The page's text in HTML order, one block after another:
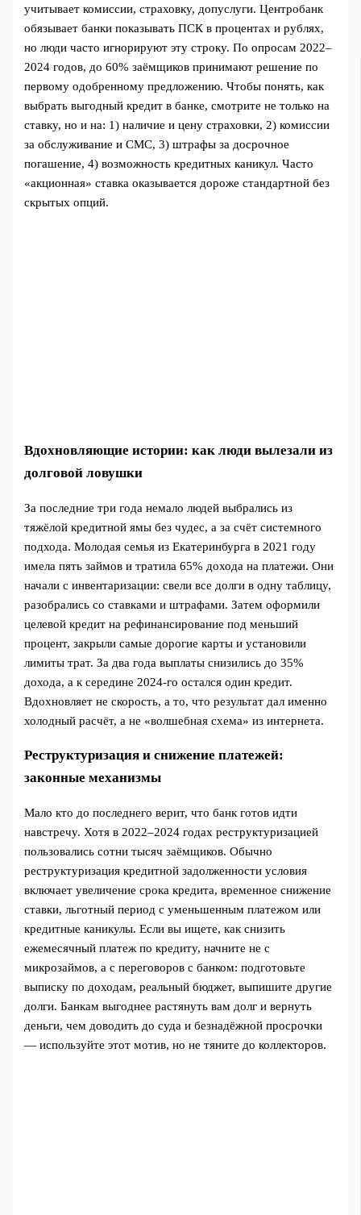
учитывает комиссии, страховку, допуслуги. Центробанк
обязывает банки показывать ПСК в процентах и рублях,
но люди часто игнорируют эту строку. По опросам 2022–
2024 годов, до 60% заёмщиков принимают решение по
первому одобренному предложению. Чтобы понять, как
выбрать выгодный кредит в банке, смотрите не только на
ставку, но и на: 1) наличие и цену страховки, 2) комиссии
за обслуживание и СМС, 3) штрафы за досрочное
погашение, 4) возможность кредитных каникул. Часто
«акционная» ставка оказывается дороже стандартной без
скрытых опций.
Вдохновляющие истории: как люди вылезали из
долговой ловушки
За последние три года немало людей выбрались из
тяжёлой кредитной ямы без чудес, а за счёт системного
подхода. Молодая семья из Екатеринбурга в 2021 году
имела пять займов и тратила 65% дохода на платежи. Они
начали с инвентаризации: свели все долги в одну таблицу,
разобрались со ставками и штрафами. Затем оформили
целевой кредит на рефинансирование под меньший
процент, закрыли самые дорогие карты и установили
лимиты трат. За два года выплаты снизились до 35%
дохода, а к середине 2024-го остался один кредит.
Вдохновляет не скорость, а то, что результат дал именно
холодный расчёт, а не «волшебная схема» из интернета.
Реструктуризация и снижение платежей:
законные механизмы
Мало кто до последнего верит, что банк готов идти
навстречу. Хотя в 2022–2024 годах реструктуризацией
пользовались сотни тысяч заёмщиков. Обычно
реструктуризация кредитной задолженности условия
включает увеличение срока кредита, временное снижение
ставки, льготный период с уменьшенным платежом или
кредитные каникулы. Если вы ищете, как снизить
ежемесячный платеж по кредиту, начните не с
микрозаймов, а с переговоров с банком: подготовьте
выписку по доходам, реальный бюджет, выпишите другие
долги. Банкам выгоднее растянуть вам долг и вернуть
деньги, чем доводить до суда и безнадёжной просрочки
— используйте этот мотив, но не тяните до коллекторов.